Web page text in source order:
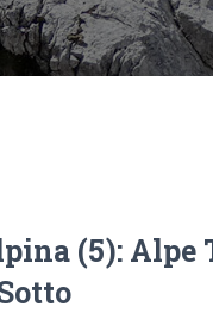
(5): Alpe